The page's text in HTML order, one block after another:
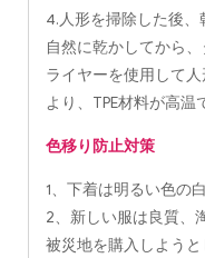
4.人形を掃除した後、
自然に乾かしてから
ライヤーを使用して
より、TPE材料が高温
色移り防止対策
1、下着は明るい色の
2、新しい服は良質、
被災地を購入しようと